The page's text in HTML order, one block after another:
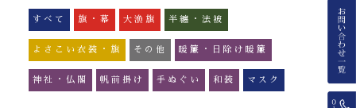
すべて 旗・幕 大漁旗 半纏・法被
よさこい衣装・旗 その他 暖簾・日除け暖簾
神社・仏閣 帆前掛け 手ぬぐい 和装 マスク